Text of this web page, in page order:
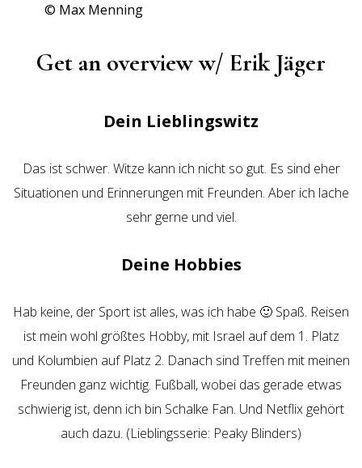
© Max Menning
Get an overview w/ Erik Jäger
Dein Lieblingswitz
Das ist schwer. Witze kann ich nicht so gut. Es sind eher
Situationen und Erinnerungen mit Freunden. Aber ich lache
sehr gerne und viel.
Deine Hobbies
Hab keine, der Sport ist alles, was ich habe 🙂 Spaß. Reisen
ist mein wohl größtes Hobby, mit Israel auf dem 1. Platz
und Kolumbien auf Platz 2. Danach sind Treffen mit meinen
Freunden ganz wichtig. Fußball, wobei das gerade etwas
schwierig ist, denn ich bin Schalke Fan. Und Netflix gehört
auch dazu. (Lieblingsserie: Peaky Blinders)